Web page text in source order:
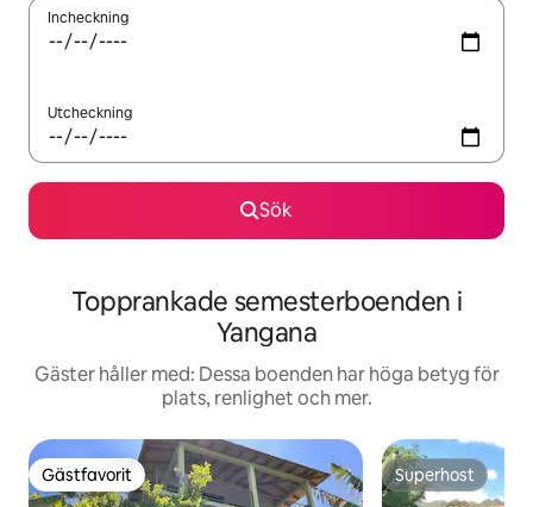
Incheckning
Utcheckning
Sök
Topprankade semesterboenden i
Yangana
Gäster håller med: Dessa boenden har höga betyg för
plats, renlighet och mer.
Gästfavorit
Gästfavorit Superhost
Superhost